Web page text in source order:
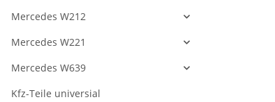
Mercedes W212
Mercedes W221
Mercedes W639
Kfz-Teile universial